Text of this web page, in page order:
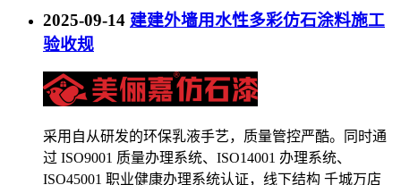
2025-09-14 建建外墙用水性多彩仿石涂料施工
验收规
采用自从研发的环保乳液手艺，质量管控严酷。同时通
过 ISO9001 质量办理系统、ISO14001 办理系统、
ISO45001 职业健康办理系统认证，线下结构 千城万店